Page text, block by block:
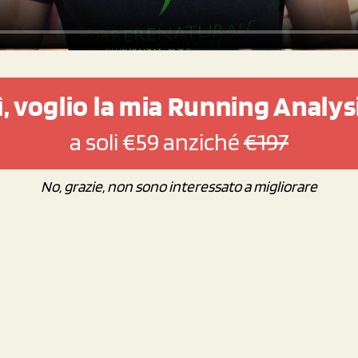
voglio la mia Running
a soli €59 anziché€197
No, grazie, non sono interessato a migliorare